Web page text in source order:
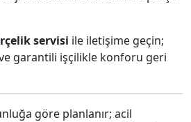
servisi ile iletişime geçin;
garantili işçilikle konforu geri
göre planlanır; acil